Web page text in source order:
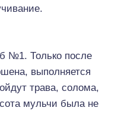
№1. Только после
выполняется
трава, солома,
мульчи была не